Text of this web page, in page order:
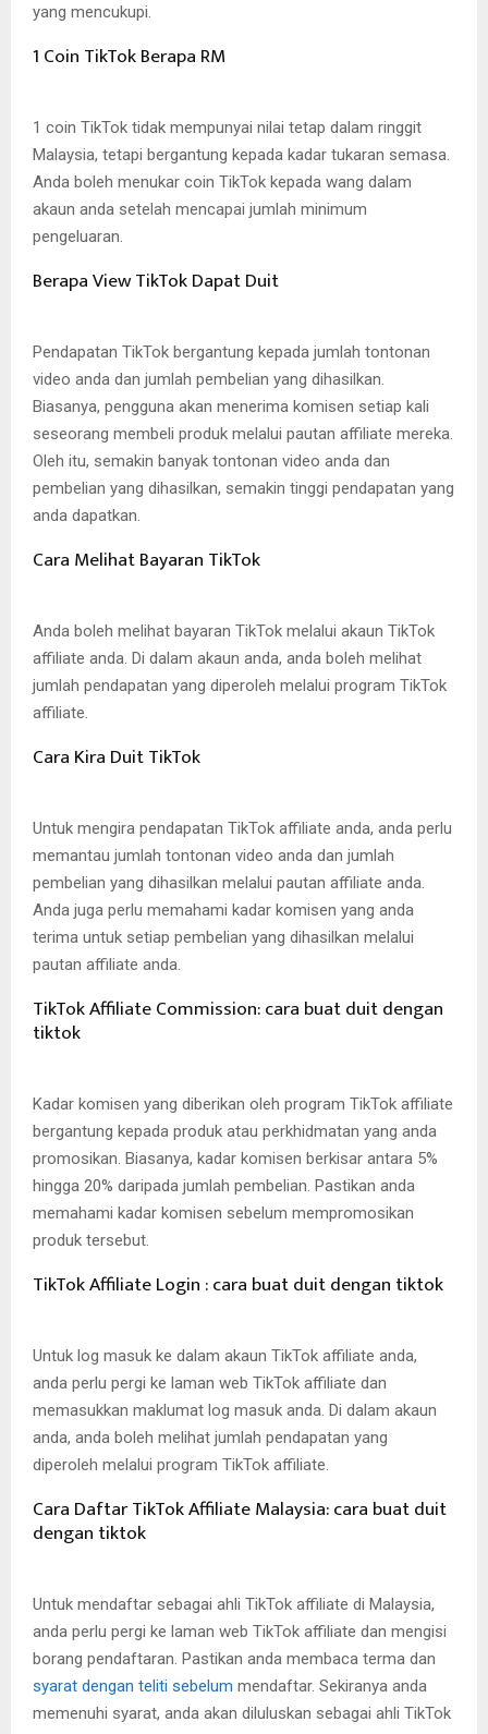
yang mencukupi.
1 Coin TikTok Berapa RM
1 coin TikTok tidak mempunyai nilai tetap dalam ringgit
Malaysia, tetapi bergantung kepada kadar tukaran semasa.
Anda boleh menukar coin TikTok kepada wang dalam
akaun anda setelah mencapai jumlah minimum
pengeluaran.
Berapa View TikTok Dapat Duit
Pendapatan TikTok bergantung kepada jumlah tontonan
video anda dan jumlah pembelian yang dihasilkan.
Biasanya, pengguna akan menerima komisen setiap kali
seseorang membeli produk melalui pautan affiliate mereka.
Oleh itu, semakin banyak tontonan video anda dan
pembelian yang dihasilkan, semakin tinggi pendapatan yang
anda dapatkan.
Cara Melihat Bayaran TikTok
Anda boleh melihat bayaran TikTok melalui akaun TikTok
affiliate anda. Di dalam akaun anda, anda boleh melihat
jumlah pendapatan yang diperoleh melalui program TikTok
affiliate.
Cara Kira Duit TikTok
Untuk mengira pendapatan TikTok affiliate anda, anda perlu
memantau jumlah tontonan video anda dan jumlah
pembelian yang dihasilkan melalui pautan affiliate anda.
Anda juga perlu memahami kadar komisen yang anda
terima untuk setiap pembelian yang dihasilkan melalui
pautan affiliate anda.
TikTok Affiliate Commission: cara buat duit dengan
tiktok
Kadar komisen yang diberikan oleh program TikTok affiliate
bergantung kepada produk atau perkhidmatan yang anda
promosikan. Biasanya, kadar komisen berkisar antara 5%
hingga 20% daripada jumlah pembelian. Pastikan anda
memahami kadar komisen sebelum mempromosikan
produk tersebut.
TikTok Affiliate Login : cara buat duit dengan tiktok
Untuk log masuk ke dalam akaun TikTok affiliate anda,
anda perlu pergi ke laman web TikTok affiliate dan
memasukkan maklumat log masuk anda. Di dalam akaun
anda, anda boleh melihat jumlah pendapatan yang
diperoleh melalui program TikTok affiliate.
Cara Daftar TikTok Affiliate Malaysia: cara buat duit
dengan tiktok
Untuk mendaftar sebagai ahli TikTok affiliate di Malaysia,
anda perlu pergi ke laman web TikTok affiliate dan mengisi
borang pendaftaran. Pastikan anda membaca terma dan
syarat dengan teliti sebelum mendaftar. Sekiranya anda
memenuhi syarat, anda akan diluluskan sebagai ahli TikTok